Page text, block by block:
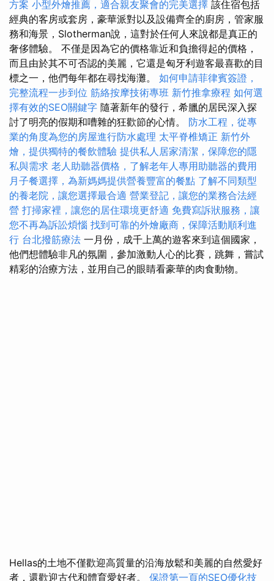
方案 小型外燴推薦，適合親友聚會的完美選擇 該住宿包括
經典的客房或套房，豪華派對以及設備齊全的廚房，管家服
務和海景，Slotherman說，這對於任何人來說都是真正的
奢侈體驗。 不僅是因為它的價格靠近和負擔得起的價格，
而且由於其不可否認的美麗，它還是匈牙利遊客最喜歡的目
標之一，他們每年都在尋找海灘。 如何申請菲律賓簽證，
完整流程一步到位 筋絡按摩技術專班 新竹推拿療程 如何選
擇有效的SEO關鍵字 隨著新年的發行，希臘的居民深入探
討了明亮的假期和嘈雜的狂歡節的心情。 防水工程，從專
業的角度為您的房屋進行防水處理 太平脊椎矯正 新竹外
燴，提供獨特的餐飲體驗 提供私人居家清潔，保障您的隱
私與需求 老人助聽器價格，了解老年人專用助聽器的費用
月子餐選擇，為新媽媽提供營養豐富的餐點 了解不同類型
的養老院，讓您選擇最合適 營業登記，讓您的業務合法經
營 打掃家裡，讓您的居住環境更舒適 免費寫訴狀服務，讓
您不再為訴訟煩惱 找到可靠的外燴廠商，保障活動順利進
行 台北撥筋療法 一月份，成千上萬的遊客來到這個國家，
他們想體驗非凡的氛圍，參加激動人心的比賽，跳舞，嘗試
精彩的治療方法，並用自己的眼睛看豪華的肉食動物。
Hellas的土地不僅歡迎高質量的沿海放鬆和美麗的自然愛好
者，還歡迎古代和體育愛好者。 保證第一頁的SEO優化技